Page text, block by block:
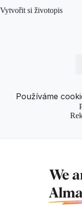
Vytvořit si životopis
Používáme
We